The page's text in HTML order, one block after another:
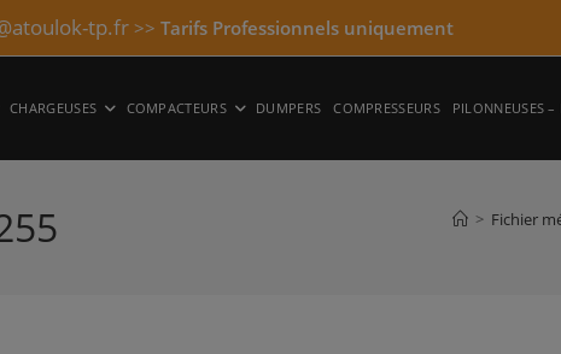
tp.fr>> Tarifs Professionnels uniquement​
CHARGEUSES COMPACTEURS DUMPERS COMPRESSEURS PILONNEUSES –
> Fichier